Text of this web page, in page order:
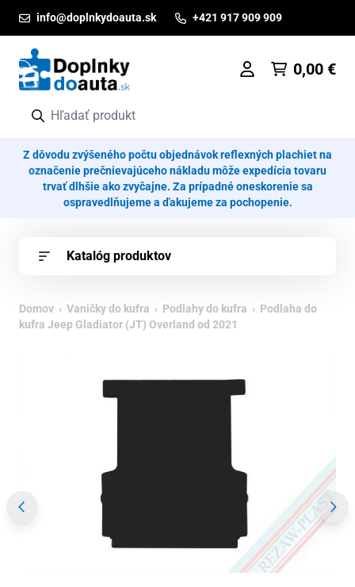
info@doplnkydoauta.sk +421 917 909 909
0,00 €
Z dôvodu zvýšeného počtu objednávok reflexných plachiet na
označenie prečnievajúceho nákladu môže expedícia tovaru
trvať dlhšie ako zvyčajne. Za prípadné oneskorenie sa
ospravedlňujeme a ďakujeme za pochopenie.
Katalóg produktov
Domov › Vaničky do kufra › Podlahy do kufra › Podlaha do
kufra Jeep Gladiator (JT) Overland od 2021